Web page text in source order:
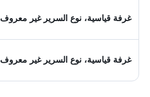
غرفة قياسية، نوع السرير غير معروف
غرفة قياسية، نوع السرير غير معروف